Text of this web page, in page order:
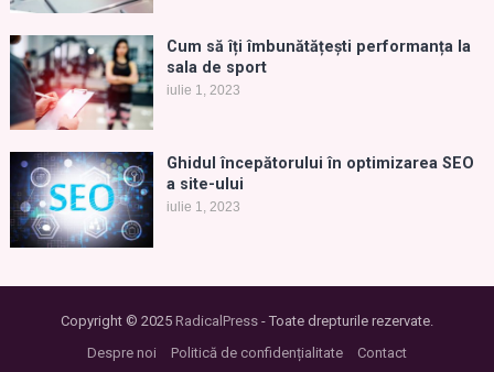
Cum să îți îmbunătățești performanța la
sala de sport
iulie 1, 2023
Ghidul începătorului în optimizarea SEO
a site-ului
iulie 1, 2023
Copyright © 2025 RadicalPress- Toate drepturile rezervate.
Despre noi
Politică de confidențialitate Contact